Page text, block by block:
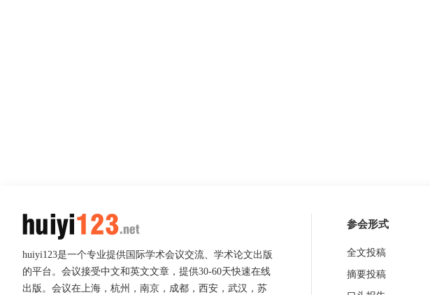
huiyi123是一个专业提供国际学术会议交流、学术论文出版
的平台。会议接受中文和英文文章，提供30-60天快速在线
出版。会议在上海，杭州，南京，成都，西安，武汉，苏
参会形式
全文投稿
摘要投稿